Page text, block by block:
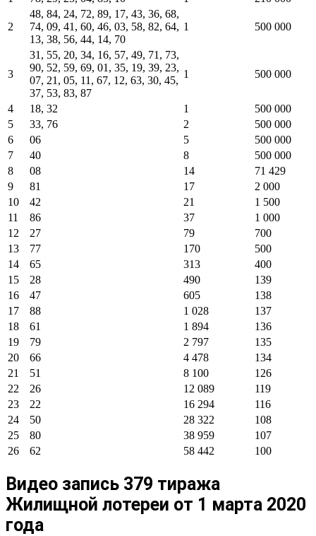
2
48, 84, 24, 72, 89, 17, 43, 36, 68,
74, 09, 41, 60, 46, 03, 58, 82, 64,
13, 38, 56, 44, 14, 70
1 500 000
3
31, 55, 20, 34, 16, 57, 49, 71, 73,
90, 52, 59, 69, 01, 35, 19, 39, 23,
07, 21, 05, 11, 67, 12, 63, 30, 45,
37, 53, 83, 87
1 500 000
4 18, 32 1
500 000
5
33, 76 2
500 000
6
06 5
500 000
7
40 8
500 000
8
08 14
71 429
9
81 17
2 000
10
42 21
1 500
11
86 37
1 000
12
27 79
700
13
77 170
500
14
65 313
400
15
28 490
139
16
47 605
138
17
88 1 028
137
18
61 1 894
136
19
79 2 797
135
20
66 4 478
134
21
51 8 100
126
22
26 12 089
119
23
22 16 294
116
24
50 28 322
108
25
80 38 959
107
26
62 58 442 100
Видео запись 379 тиража
Жилищной лотереи от 1 марта 2020
года